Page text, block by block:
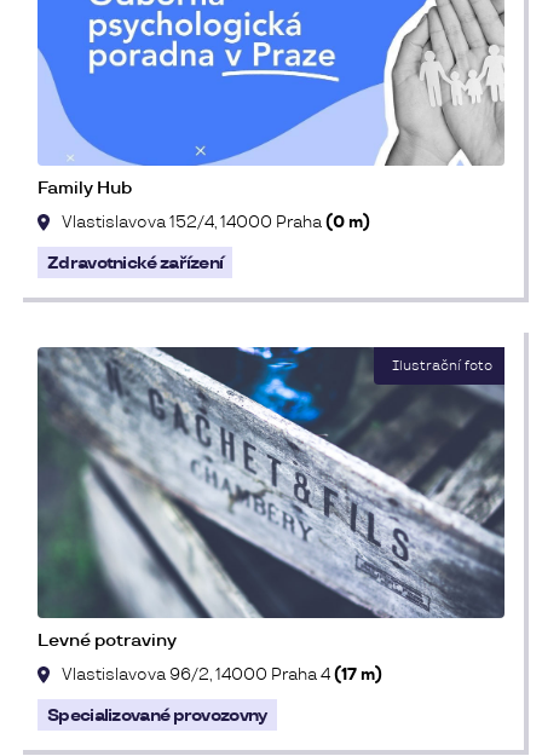
Family Hub
Vlastislavova 152/4, 14000 Praha(0 m)
Zdravotnické zařízení
Levné potraviny
Vlastislavova 96/2, 14000 Praha 4(17 m)
Specializované provozovny